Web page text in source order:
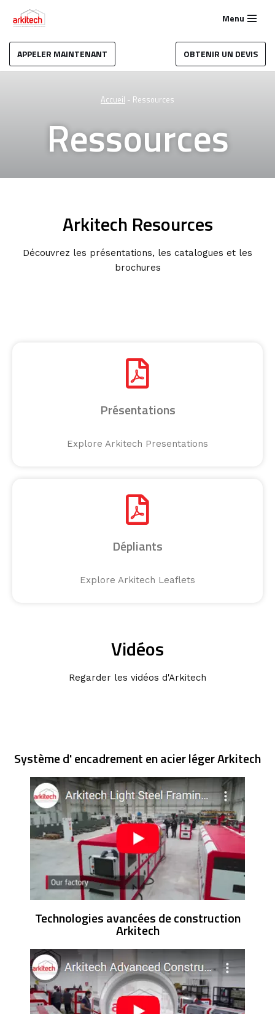
au
contenu
Menu
APPELER MAINTENANT OBTENIR UN DEVIS
Accueil - Ressources
Ressources
Arkitech Resources
Découvrez les présentations, les catalogues et les
brochures
Présentations
Explore Arkitech Presentations
Dépliants
Explore Arkitech Leaflets
Vidéos
Regarder les vidéos d'Arkitech
Système d' encadrement en acier léger Arkitech
Technologies avancées de construction
Arkitech